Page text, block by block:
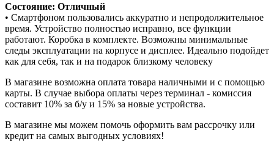
Состояние: Отличный
• Смартфоном пользовались аккуратно и непродолжительное
время. Устройство полностью исправно, все функции
работают. Коробка в комплекте. Возможны минимальные
следы эксплуатации на корпусе и дисплее. Идеально подойдет
как для себя, так и на подарок близкому человеку
В магазине возможна оплата товара наличными и с помощью
карты. В случае выбора оплаты через терминал - комиссия
составит 10% за б/у и 15% за новые устройства.
В магазине мы можем помочь оформить вам рассрочку или
кредит на самых выгодных условиях!